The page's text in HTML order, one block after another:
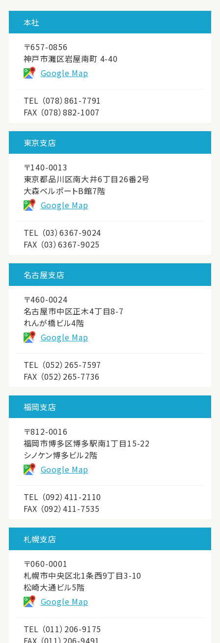
本社
〒657-0856
神戸市灘区岩屋南町 4-40
Google Map
TEL （078）861-7791
FAX （078）882-1007
東京支店
〒140-0013
東京都品川区南大井6丁目26番2号
大森ベルポートB館7階
Google Map
TEL （03）6367-9024
FAX （03）6367-9025
名古屋支店
〒460-0024
名古屋市中区正木4丁目8-7
れんが橋ビル4階
Google Map
TEL （052）265-7597
FAX （052）265-7736
福岡支店
〒812-0016
福岡市博多区博多駅南1丁目15-22
シノケン博多ビル2階
Google Map
TEL （092）411-2110
FAX （092）411-7535
札幌支店
〒060-0001
札幌市中央区北1条西9丁目3-10
松崎大通ビル5階
Google Map
TEL （011）206-9175
FAX （011）206-9491